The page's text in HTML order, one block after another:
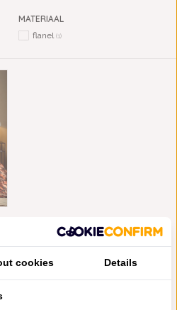
MATERIAAL
flanel(1)
cookies Details